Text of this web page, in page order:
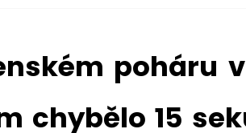
poháru
chybělo 15